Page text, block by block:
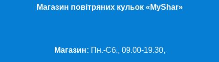
Магазин повітряних кульок «MyShar»
Магазин: Пн.-Сб., 09.00-19.30,